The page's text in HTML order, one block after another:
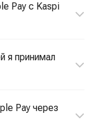
Pay с Kaspi
я принимал
Pay через